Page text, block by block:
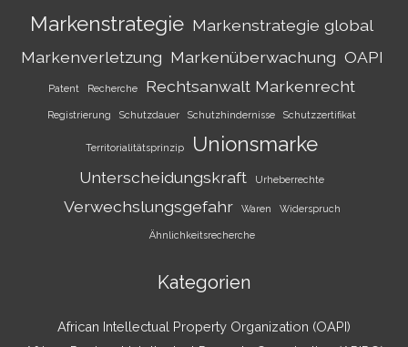
Markenstrategie Markenstrategie global
Markenverletzung Markenüberwachung OAPI
Patent Recherche Rechtsanwalt Markenrecht
Registrierung Schutzdauer Schutzhindernisse Schutzzertifikat
Territorialitätsprinzip Unionsmarke
Unterscheidungskraft Urheberrechte
Verwechslungsgefahr Waren Widerspruch
Ähnlichkeitsrecherche
Kategorien
African Intellectual Property Organization (OAPI)